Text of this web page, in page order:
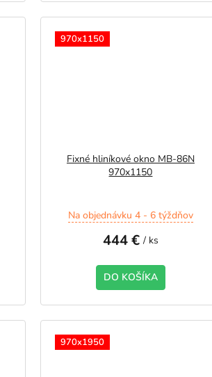
970x1150
Fixné hliníkové okno MB-86N
970x1150
Na objednávku 4 - 6 týždňov
444 € / ks
DO KOŠÍKA
970x1950